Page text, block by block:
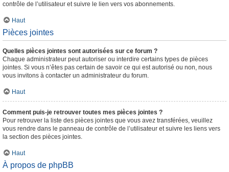
contrôle de l’utilisateur et suivre le lien vers vos abonnements.
Haut
Pièces jointes
Quelles pièces jointes sont autorisées sur ce forum ?
Chaque administrateur peut autoriser ou interdire certains types de pièces
jointes. Si vous n’êtes pas certain de savoir ce qui est autorisé ou non, nous
vous invitons à contacter un administrateur du forum.
Haut
Comment puis-je retrouver toutes mes pièces jointes ?
Pour retrouver la liste des pièces jointes que vous avez transférées, veuillez
vous rendre dans le panneau de contrôle de l’utilisateur et suivre les liens vers
la section des pièces jointes.
Haut
À propos de phpBB